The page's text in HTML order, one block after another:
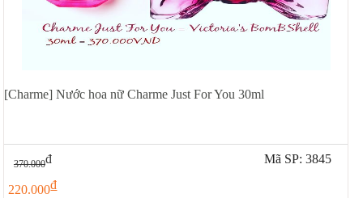
[Charme] Nước hoa nữ Charme Just For You 30ml
370.000đ
220.000đ
Mã SP: 3845